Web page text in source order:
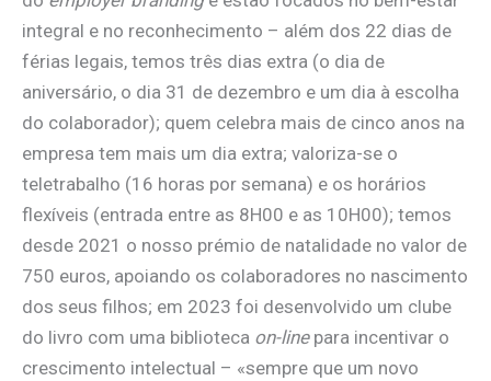
integral e no reconhecimento – além dos 22 dias de
férias legais, temos três dias extra (o dia de
aniversário, o dia 31 de dezembro e um dia à escolha
do colaborador); quem celebra mais de cinco anos na
empresa tem mais um dia extra; valoriza-se o
teletrabalho (16 horas por semana) e os horários
flexíveis (entrada entre as 8H00 e as 10H00); temos
desde 2021 o nosso prémio de natalidade no valor de
750 euros, apoiando os colaboradores no nascimento
dos seus filhos; em 2023 foi desenvolvido um clube
do livro com uma biblioteca on-linepara incentivar o
crescimento intelectual – «sempre que um novo